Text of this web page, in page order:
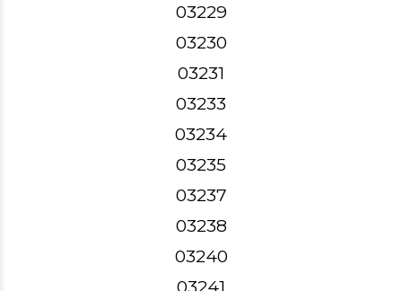
03229
03230
03231
03233
03234
03235
03237
03238
03240
03241